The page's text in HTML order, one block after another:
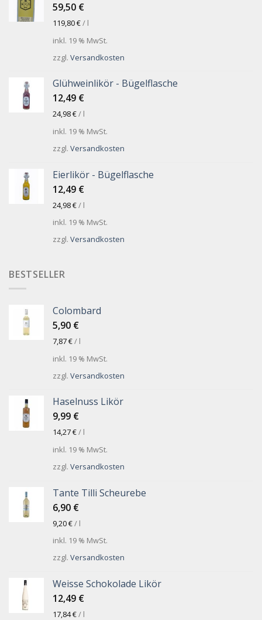
59,50 €
119,80€/ l
inkl. 19 % MwSt.
zzgl. Versandkosten
Glühweinlikör - Bügelflasche
12,49 €
24,98€/ l
inkl. 19 % MwSt.
zzgl. Versandkosten
Eierlikör - Bügelflasche
12,49 €
24,98€/ l
inkl. 19 % MwSt.
zzgl. Versandkosten
BESTSELLER
Colombard
5,90 €
7,87€/ l
inkl. 19 % MwSt.
zzgl. Versandkosten
Haselnuss Likör
9,99 €
14,27€/ l
inkl. 19 % MwSt.
zzgl. Versandkosten
Tante Tilli Scheurebe
6,90 €
9,20€/ l
inkl. 19 % MwSt.
zzgl. Versandkosten
Weisse Schokolade Likör
12,49 €
17,84€/ l